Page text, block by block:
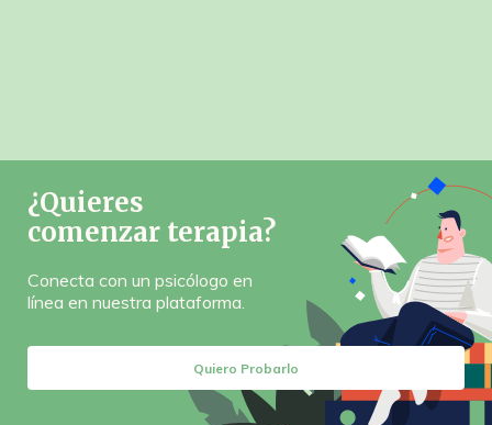
¿Quieres
comenzar terapia?
Conecta con un psicólogo en
línea en nuestra plataforma.
Quiero Probarlo